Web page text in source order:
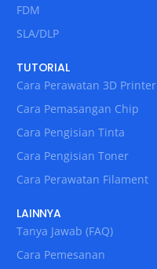
FDM
SLA/DLP
TUTORIAL
Cara Perawatan 3D Printer
Cara Pemasangan Chip
Cara Pengisian Tinta
Cara Pengisian Toner
Cara Perawatan Filament
LAINNYA
Tanya Jawab (FAQ)
Cara Pemesanan